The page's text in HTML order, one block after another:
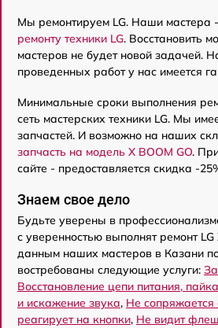
Мы ремонтируем LG. Наши мастера -
ремонту техники LG. Восстановить
мастеров не будет новой задачей.
проведенных работ у нас имеется
Минимальные сроки выполнения
сеть мастерских техники LG. Мы
запчастей. И возможно на наших
запчасть на модель X BOOM GO.
сайте - предоставляется скидка -
Знаем свое дело
Будьте уверены в
с уверенностью выполнят ремонт
данным наших мастеров в Казани
востребованы следующие услуги:
Восстановление цепи питания, пайка
и искажение звука, Не сопряжается
реагирует на кнопки, Не видит